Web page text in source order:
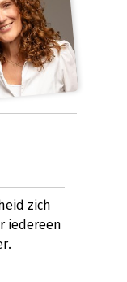
zich
iedereen